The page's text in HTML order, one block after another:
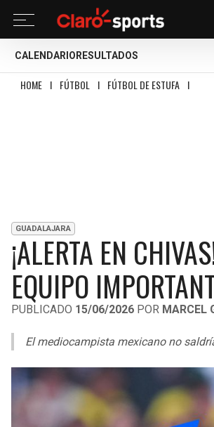
CALENDARIO RESULTADOS
HOME I FÚTBOL I FÚTBOL DE ESTUFA I
GUADALAJARA
¡ALERTA EN
EQUIPO
PUBLICADO 15/06/2026 POR MARCEL
El mediocampista mexicano no